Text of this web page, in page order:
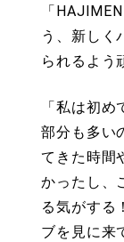
「
う、新しく
られるよう
「私は初
部分も多い
てきた時間
かったし、
る気がする
ブを見に来